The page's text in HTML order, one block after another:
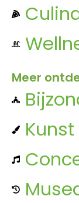
Meer